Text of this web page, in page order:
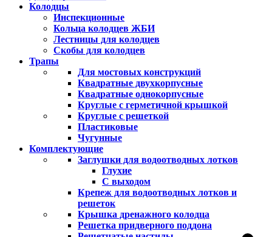
Колодцы
Инспекционные
Кольца колодцев ЖБИ
Лестницы для колодцев
Скобы для колодцев
Трапы
Для мостовых конструкций
Квадратные двухкорпусные
Квадратные однокорпусные
Круглые с герметичной крышкой
Круглые с решеткой
Пластиковые
Чугунные
Комплектующие
Заглушки для водоотводных лотков
Глухие
С выходом
Крепеж для водоотводных лотков и
решеток
Крышка дренажного колодца
Решетка придверного поддона